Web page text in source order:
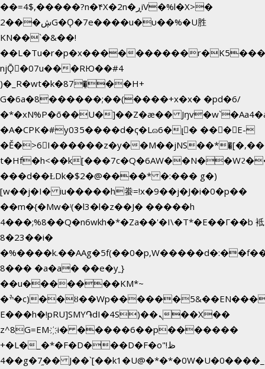
��=4$,�����?n�۴X�2n�ڕiV�%l�X>�
2���ڜG�Ǫ�7e����u�υ��%�U胜
KN��`�&��!
��L�Tu�r�p�x����
njǬ�07u���RЮ��#4
)�_R�wt�k�87�̠��H+
G�6a�8������;��(����+x�x� �pd�6/
�*�xN%P�ō��U�]��Z�æ��
�A�CPK�#y035����d�ҁ�Lɷ6�լ� ���E-
�Ě�>6򁊔I������z�y�
���d��ȽDk�$2�@����* �:��� g�)
[w��j�I� iu�����h䖭=!x�9��j�J�i�0�p��
��m�{�Mw�ˡ(�l3�l�z��J� �����h
4���;%8��Q�n6wkh�*�Za��'�I\�Τ*�E��Γ��b 袛
8�23��i�
8��� �a�a� ��e�y˿}
��u�������KM*~
�ׯ�c)��ȣ��Wp������5&��EN����*�&&6F��Le��~�P�άv����ui?
E���h�!pRU]SMY֏dI�4S)��ܢ��X��
z^8G=EM҉i� �����6��p�������
+�L�_�*�F�D���D�F�o"ظ!
�4�g�7֦�� J��`[��k1�U@�*�*�0W�U�0����_������äp�)2>�`@n����5DW˃��